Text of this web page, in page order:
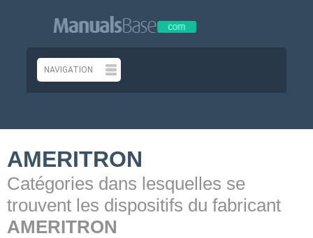
AMERITRON
Catégories dans lesquelles se
trouvent les dispositifs du fabricant
AMERITRON